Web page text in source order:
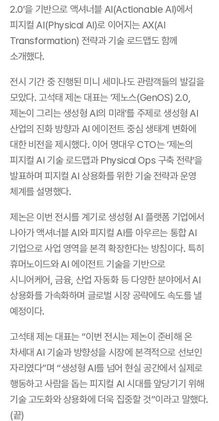
2.0’을 기반으로 액셔너블 AI(Actionable AI)에서
피지컬 AI(Physical AI)로 이어지는 AX(AI
Transformation) 전략과 기술 로드맵도 함께
소개했다.
전시 기간 중 진행된 미니 세미나도 관람객들의 발길을
모았다. 고석태 제논 대표는 ’제노스(GenOS) 2.0,
제논이 그리는 생성형 AI의 미래’를 주제로 생성형 AI
산업의 진화 방향과 AI 에이전트 중심 생태계 변화에
대한 비전을 제시했다. 이어 명대우 CTO는 ‘제논의
피지컬 AI 기술 로드맵과 Physical Ops 구축 전략’을
발표하며 피지컬 AI 상용화를 위한 기술 전략과 운영
체계를 설명했다.
제논은 이번 전시를 계기로 생성형 AI 플랫폼 기업에서
나아가 액셔너블 AI와 피지컬 AI를 아우르는 통합 AI
기업으로 사업 영역을 본격 확장한다는 방침이다. 특히
휴머노이드와 AI 에이전트 기술을 기반으로
시니어케어, 금융, 산업 자동화 등 다양한 분야에서 AI
상용화를 가속화하며 글로벌 시장 공략에도 속도를 낼
예정이다.
고석태 제논 대표는 “이번 전시는 제논이 준비해 온
차세대 AI 기술과 방향성을 시장에 본격적으로 선보인
자리였다”며 “생성형 AI를 넘어 현실 공간에서 실제로
행동하고 사람을 돕는 피지컬 AI 시대를 앞당기기 위해
기술 고도화와 상용화에 더욱 집중할 것”이라고 말했다.
(끝)